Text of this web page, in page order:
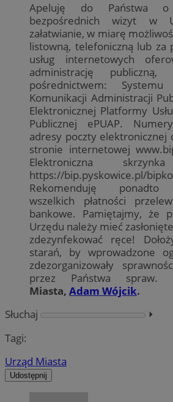
Apeluję do Państwa o
bezpośrednich wizyt w
załatwianie, w miarę
listowną, telefoniczną lub za
usług internetowych
administrację
pośrednictwem: Systemu
Komunikacji Administracji
Elektronicznej Platformy
Publicznej ePUAP.
adresy poczty elektronicznej
stronie internetowej
Elektroniczna
https://bip.pyskowice.pl/
Rekomenduję ponadto
wszelkich płatności
bankowe. Pamiętajmy, że
Urzędu należy mieć
zdezynfekować ręce!
starań, by wprowadzone
zdezorganizowały
przez Państwa
Miasta, Adam Wójcik.
Słuchaj
⏵︎
Tagi:
Urząd Miasta
Udostępnij